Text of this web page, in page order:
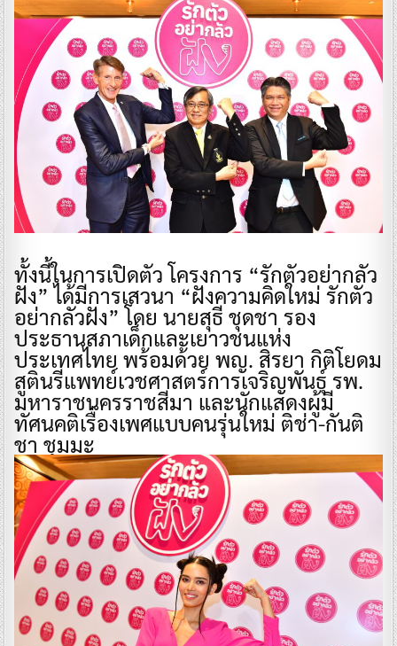
ทั้งนี้ในการเปิดตัว โครงการ “รักตัวอย่ากลัว
ฝัง” ได้มีการเสวนา “ฝังความคิดใหม่ รักตัว
อย่ากลัวฝัง” โดย นายสุธี ชุดชา รอง
ประธานสภาเด็กและเยาวชนแห่ง
ประเทศไทย พร้อมด้วย พญ. สิรยา กิติโยดม
สูตินรีแพทย์เวชศาสตร์การเจริญพันธุ์ รพ.
มหาราชนครราชสีมา และนักแสดงผู้มี
ทัศนคติเรื่องเพศแบบคนรุ่นใหม่ ติช่า-กันติ
ชา ชุมมะ